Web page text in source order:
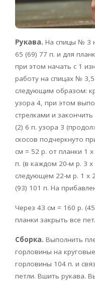
Рукава. На спицы № 3
65 (69) 77 п. и для
при этом начать с 1
работу на спицах №
следующим образом:
узора 4, при этом
стрелками и
(2) 6 п. узора 3
скосов подчеркнуто
см = 52 р. от планки 1
п. (в каждом 20-м р. 3
следующем 22-м р. 1 х
(93) 101 п. На
Через 43 см = 160 р.
планки закрыть все
Сборка. Выполнить
горловины на
горловины 104 п. и
петли. Вшить рукава.